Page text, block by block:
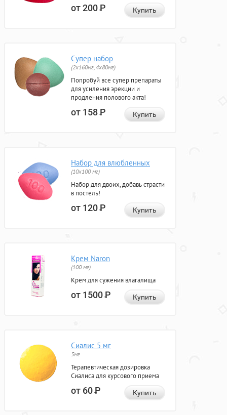
от 200Р Купить
Супер набор
(2х160мг, 4х80мг)
Попробуй все супер препараты
для усиления эрекции и
продления полового акта!
от 158Р Купить
Набор для влюбленных
(10х100 мг)
Набор для двоих, добавь страсти
в постель!
от 120Р Купить
Крем Naron
(100 мг)
Крем для сужения влагалища
от 1500Р Купить
Сиалис 5 мг
5мг
Терапевтическая дозировка
Сиалиса для курсового приема
от 60Р Купить